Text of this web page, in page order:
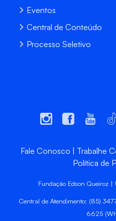
Eventos
Central de Conteúdo
Processo Seletivo
Fale Conosco Trabalhe
Política de
Fundação Edson Queiroz |
Central de Atendimento: (85)
6625